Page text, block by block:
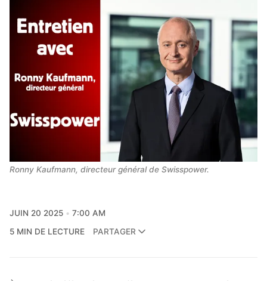
Ronny Kaufmann, directeur général de Swisspower.
JUIN 20 2025
7:00 AM
5 MIN DE LECTURE
PARTAGER